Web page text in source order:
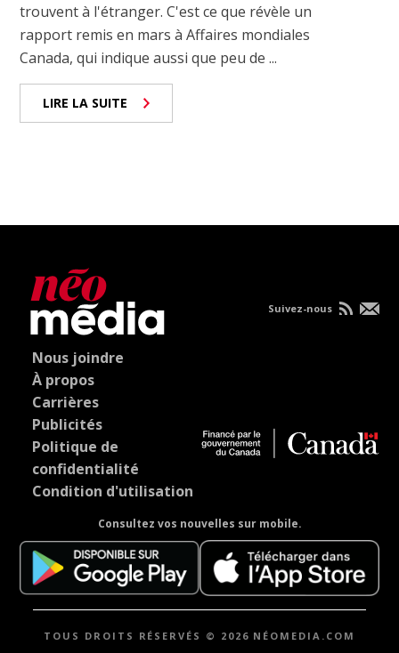
trouvent à l'étranger. C'est ce que révèle un
rapport remis en mars à Affaires mondiales
Canada, qui indique aussi que peu de ...
LIRE LA SUITE
Nous joindre
À propos
Carrières
Publicités
Politique de
confidentialité
Condition d'utilisation
Consultez vos nouvelles sur mobile.
Suivez-nous
TOUS DROITS RÉSERVÉS © 2026 NÉOMEDIA.COM